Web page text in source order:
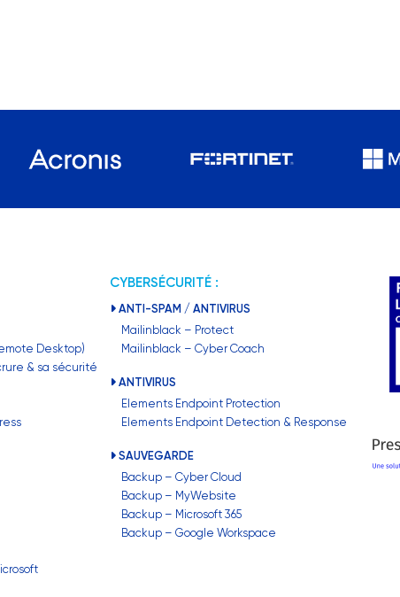
Desktop)
& sa sécurité
CYBERSÉCURITÉ :
ANTI-SPAM / ANTIVIRUS
Mailinblack – Protect
Mailinblack – Cyber Coach
ANTIVIRUS
Elements Endpoint Protection
Elements Endpoint Detection & Response
SAUVEGARDE
Backup – Cyber Cloud
Backup – MyWebsite
Backup – Microsoft 365
Backup – Google Workspace